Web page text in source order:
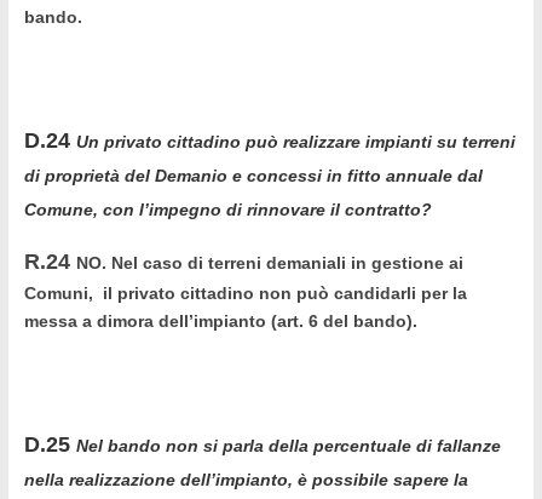
bando.
D.24 Un privato cittadino può realizzare impianti su terreni
di proprietà del Demanio e concessi in fitto annuale dal
Comune, con l’impegno di rinnovare il contratto?
R.24 NO. Nel caso di terreni demaniali in gestione ai
Comuni, il privato cittadino non può candidarli per la
messa a dimora dell’impianto (art. 6 del bando).
D.25 Nel bando non si parla della percentuale di fallanze
nella realizzazione dell’impianto, è possibile sapere la